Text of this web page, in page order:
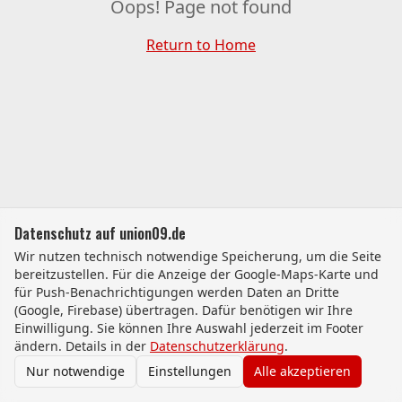
Oops! Page not found
Return to Home
Datenschutz auf union09.de
Wir nutzen technisch notwendige Speicherung, um die Seite
bereitzustellen. Für die Anzeige der Google-Maps-Karte und
für Push-Benachrichtigungen werden Daten an Dritte
(Google, Firebase) übertragen. Dafür benötigen wir Ihre
Einwilligung. Sie können Ihre Auswahl jederzeit im Footer
ändern. Details in der Datenschutzerklärung.
Nur notwendige
Einstellungen Alle akzeptieren